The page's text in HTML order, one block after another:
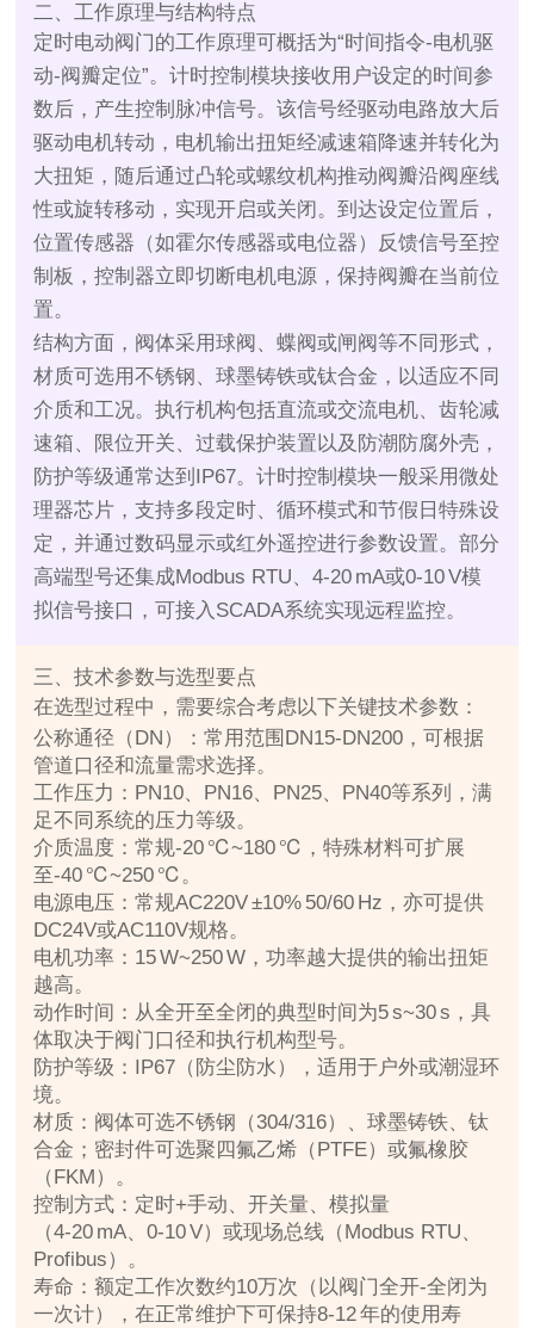
二、工作原理与结构特点
定时电动阀门的工作原理可概括为“时间指令‑电机驱
动‑阀瓣定位”。计时控制模块接收用户设定的时间参
数后，产生控制脉冲信号。该信号经驱动电路放大后
驱动电机转动，电机输出扭矩经减速箱降速并转化为
大扭矩，随后通过凸轮或螺纹机构推动阀瓣沿阀座线
性或旋转移动，实现开启或关闭。到达设定位置后，
位置传感器（如霍尔传感器或电位器）反馈信号至控
制板，控制器立即切断电机电源，保持阀瓣在当前位
置。
结构方面，阀体采用球阀、蝶阀或闸阀等不同形式，
材质可选用不锈钢、球墨铸铁或钛合金，以适应不同
介质和工况。执行机构包括直流或交流电机、齿轮减
速箱、限位开关、过载保护装置以及防潮防腐外壳，
防护等级通常达到IP67。计时控制模块一般采用微处
理器芯片，支持多段定时、循环模式和节假日特殊设
定，并通过数码显示或红外遥控进行参数设置。部分
高端型号还集成Modbus RTU、4‑20 mA或0‑10 V模
拟信号接口，可接入SCADA系统实现远程监控。
三、技术参数与选型要点
在选型过程中，需要综合考虑以下关键技术参数：
公称通径（DN）：常用范围DN15‑DN200，可根据
管道口径和流量需求选择。
工作压力：PN10、PN16、PN25、PN40等系列，满
足不同系统的压力等级。
介质温度：常规‑20 ℃~180 ℃，特殊材料可扩展
至‑40 ℃~250 ℃。
电源电压：常规AC220V ±10% 50/60 Hz，亦可提供
DC24V或AC110V规格。
电机功率：15 W~250 W，功率越大提供的输出扭矩
越高。
动作时间：从全开至全闭的典型时间为5 s~30 s，具
体取决于阀门口径和执行机构型号。
防护等级：IP67（防尘防水），适用于户外或潮湿环
境。
材质：阀体可选不锈钢（304/316）、球墨铸铁、钛
合金；密封件可选聚四氟乙烯（PTFE）或氟橡胶
（FKM）。
控制方式：定时+手动、开关量、模拟量
（4‑20 mA、0‑10 V）或现场总线（Modbus RTU、
Profibus）。
寿命：额定工作次数约10万次（以阀门全开‑全闭为
一次计），在正常维护下可保持8‑12 年的使用寿